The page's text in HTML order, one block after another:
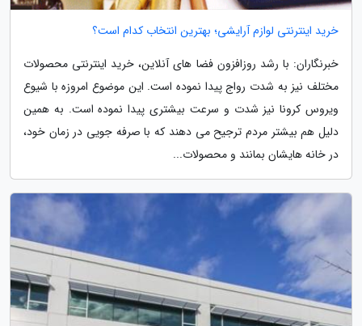
خرید اینترنتی لوازم آرایشی؛ بهترین انتخاب کدام است؟
خبرنگاران: با رشد روزافزون فضا های آنلاین، خرید اینترنتی محصولات
مختلف نیز به شدت رواج پیدا نموده است. این موضوع امروزه با شیوع
ویروس کرونا نیز شدت و سرعت بیشتری پیدا نموده است. به همین
دلیل هم بیشتر مردم ترجیح می دهند که با صرفه جویی در زمان خود،
در خانه هایشان بمانند و محصولات...